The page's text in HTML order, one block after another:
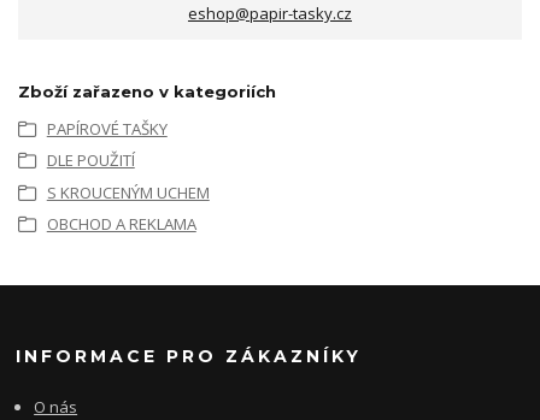
eshop@papir-tasky.cz
Zboží zařazeno v kategoriích
PAPÍROVÉ TAŠKY
DLE POUŽITÍ
S KROUCENÝM UCHEM
OBCHOD A REKLAMA
INFORMACE PRO ZÁKAZNÍKY
O nás